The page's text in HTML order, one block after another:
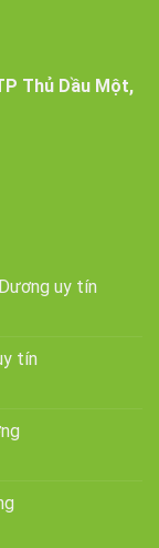
Thủ Dầu Một,
uy tín
tín